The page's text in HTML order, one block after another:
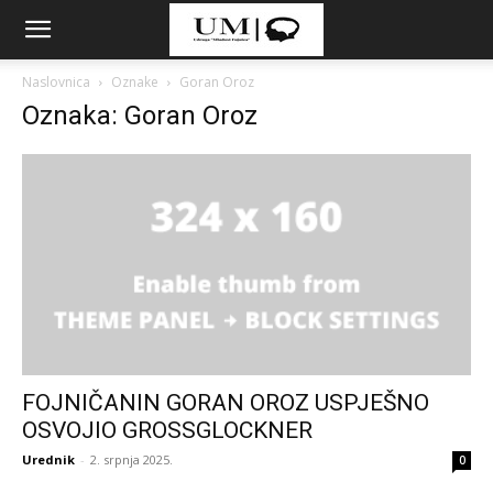
Naslovnica Oznake Goran Oroz
Oznaka: Goran Oroz
FOJNIČANIN GORAN OROZ USPJEŠNO
OSVOJIO GROSSGLOCKNER
Urednik - 2. srpnja 2025. 0